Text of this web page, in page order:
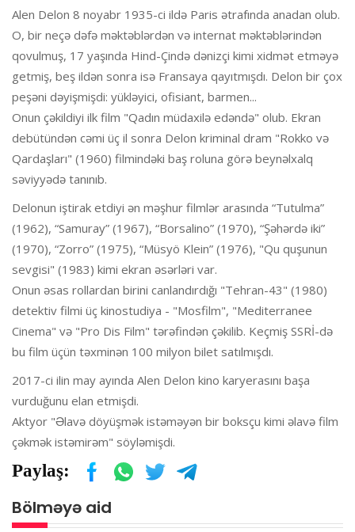
Alen Delon 8 noyabr 1935-ci ildə Paris ətrafında anadan olub.
O, bir neçə dəfə məktəblərdən və internat məktəblərindən
qovulmuş, 17 yaşında Hind-Çində dənizçi kimi xidmət etməyə
getmiş, beş ildən sonra isə Fransaya qayıtmışdı. Delon bir çox
peşəni dəyişmişdi: yükləyici, ofisiant, barmen...
Onun çəkildiyi ilk film "Qadın müdaxilə edəndə" olub. Ekran
debütündən cəmi üç il sonra Delon kriminal dram "Rokko və
Qardaşları" (1960) filmindəki baş roluna görə beynəlxalq
səviyyədə tanınıb.
Delonun iştirak etdiyi ən məşhur filmlər arasında “Tutulma”
(1962), “Samuray” (1967), “Borsalino” (1970), “Şəhərdə iki”
(1970), “Zorro” (1975), “Müsyö Klein” (1976), "Qu quşunun
sevgisi" (1983) kimi ekran əsərləri var.
Onun əsas rollardan birini canlandırdığı "Tehran-43" (1980)
detektiv filmi üç kinostudiya - "Mosfilm", "Mediterranee
Cinema" və "Pro Dis Film" tərəfindən çəkilib. Keçmiş SSRİ-də
bu film üçün təxminən 100 milyon bilet satılmışdı.
2017-ci ilin may ayında Alen Delon kino karyerasını başa
vurduğunu elan etmişdi.
Aktyor "Əlavə döyüşmək istəməyən bir boksçu kimi əlavə film
çəkmək istəmirəm" söyləmişdi.
Paylaş:
Bölməyə aid